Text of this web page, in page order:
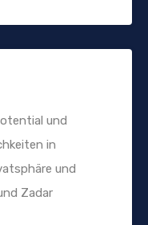
und
in
und
Zadar